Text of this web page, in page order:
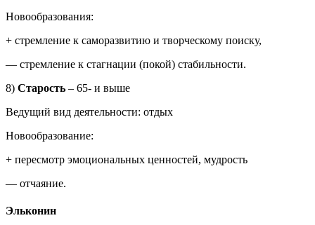
Новообразования:
+ стремление к саморазвитию и творческому поиску,
— стремление к стагнации (покой) стабильности.
8) Старость – 65- и выше
Ведущий вид деятельности: отдых
Новообразование:
+ пересмотр эмоциональных ценностей, мудрость
— отчаяние.
Эльконин